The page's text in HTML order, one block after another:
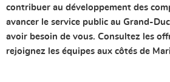
contribuer au développement des
avancer le service public au Grand-
avoir besoin de vous. Consultez les
rejoignez les équipes aux côtés de